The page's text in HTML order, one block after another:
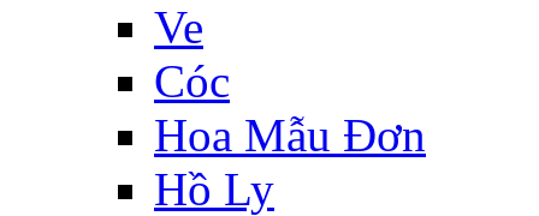
Ve
Cóc
Hoa Mẫu Đơn
Hồ Ly